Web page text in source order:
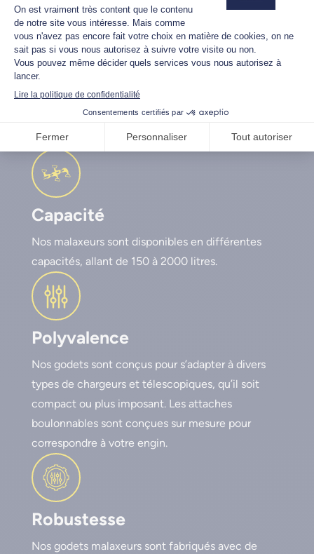
Pourquoi choisir un godet
malaxeur Warzée ?
Capacité
Nos malaxeurs sont disponibles en différentes
capacités, allant de 150 à 2000 litres.
Polyvalence
Nos godets sont conçus pour s’adapter à divers
types de chargeurs et télescopiques, qu’il soit
compact ou plus imposant. Les attaches
boulonnables sont conçues sur mesure pour
correspondre à votre engin.
Robustesse
Nos godets malaxeurs sont fabriqués avec de